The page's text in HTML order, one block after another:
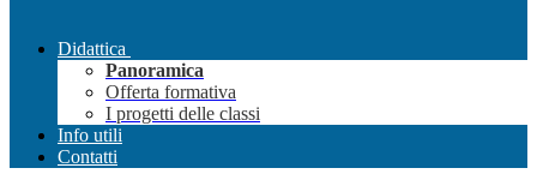
Didattica
Panoramica
Offerta formativa
I progetti delle classi
Info utili
Contatti